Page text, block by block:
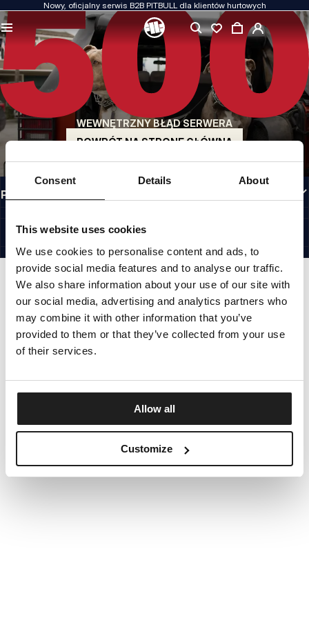
Consent Details About
This website uses cookies
We use cookies to personalise content and ads, to
provide social media features and to analyse our traffic.
We also share information about your use of our site with
our social media, advertising and analytics partners who
may combine it with other information that you’ve
provided to them or that they’ve collected from your use
of their services.
Allow all
Customize
Nowy, oficjalny serwis B2B PITBULL dla klientów hurtowych
WEWNĘTRZNY BŁĄD SERWERA
POWRÓT NA STRONĘ GŁÓWNĄ
JAKOŚĆ TO DLA NAS PRIORYTET
Naszą odzież produkujemy z pasją. Nie idziemy na kompromis w kwestiach
wytrzymałości, długowieczności materiałów i dbałości o detal.
US ORIGIN
Nasze korzenie sięgają San Diego z początku lat 90-tych XX wieku. Nasz styl jest
surowy, autentyczny i bezkompromisowy.
MARKA Z CHARAKTEREM
Nasze kolekcje wybierają sportowcy, fighterzy i uparci indywidualiści.
INFORMACJE
PRZYDATNE LINKI
©1997 - 2026 PITBULL SP. Z O.O. ALL RIGHTS RESERVED.
SITE CREDITS
IDŹ DO GÓRY